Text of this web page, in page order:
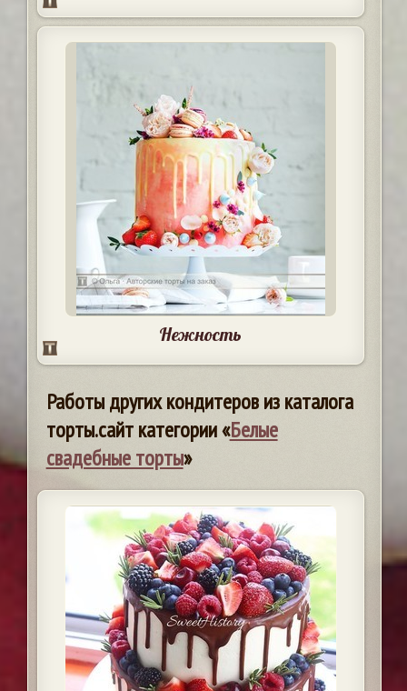
Нежность
Работы других кондитеров из каталога
торты.сайт категории «Белые
свадебные торты»